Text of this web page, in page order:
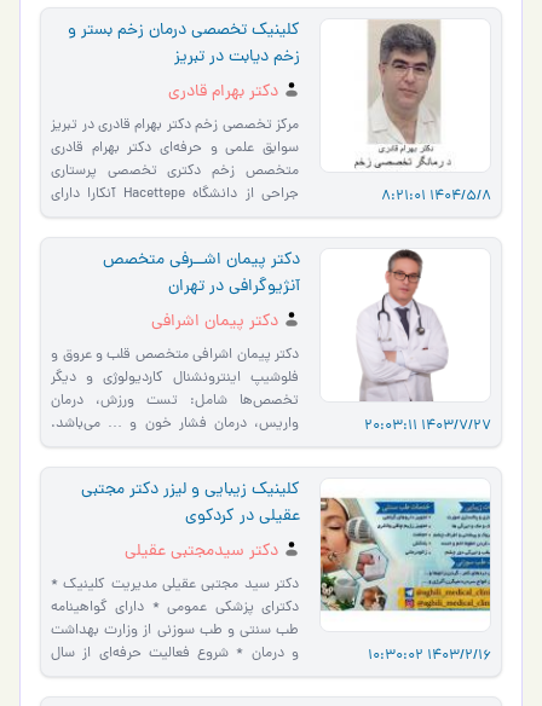
1404/5/8 8:21:01
کلینیک تخصصی درمان زخم بستر و
زخم دیابت در تبریز
دکتر بهرام قادری
مرکز تخصصی زخم دکتر بهرام قادری در تبریز
سوابق علمی و حرفه‌ای دکتر بهرام قادری
متخصص زخم دکتری تخصصی پرستاری
جراحی از دانشگاه Hacettepe آنکارا دارای
گواهینامه بین‌ا�…
1403/7/27 20:03:11
دکتر پیمان اشــرفی متخصص
آنژیوگرافی در تهران
دکتر پیمان اشرافی
دکتر پیمان اشرافی متخصص قلب و عروق و
فلوشیپ اینترونشنال کاردیولوژی و دیگر
تخصص‌ها شامل:‌ تست ورزش، درمان
واریس، درمان فشار خون و … می‌باشد.
همچنین اگر به دنبال متخ�…
1403/2/16 10:30:02
کلینیک زیبایی و لیزر دکتر مجتبی
عقیلی در کردکوی
دکتر سیدمجتبی عقیلی
دکتر سید مجتبی عقیلی مدیریت کلینیک *
دکترای پزشکی عمومی * دارای گواهینامه
طب سنتی و طب سوزنی از وزارت بهداشت
و درمان * شروع فعالیت حرفه‌ای از سال
1377 معرفی اجمالی …